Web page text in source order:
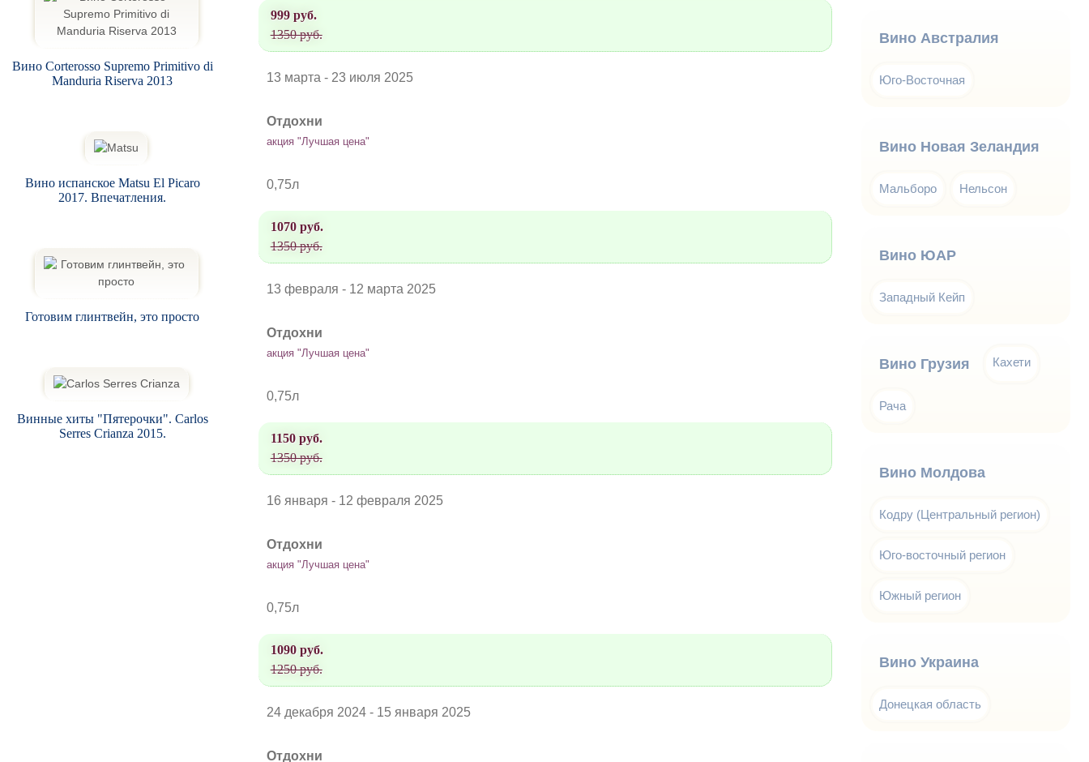
999 руб.
1350 руб.
13 марта - 23 июля 2025
Отдохни
акция "Лучшая цена"
0,75л
1070 руб.
1350 руб.
13 февраля - 12 марта 2025
Отдохни
акция "Лучшая цена"
0,75л
1150 руб.
1350 руб.
16 января - 12 февраля 2025
Отдохни
акция "Лучшая цена"
0,75л
1090 руб.
1250 руб.
24 декабря 2024 - 15 января 2025
Отдохни
Вино Corterosso Supremo Primitivo di
Manduria Riserva 2013
Вино испанское Matsu El Picaro
2017. Впечатления.
Готовим глинтвейн, это просто
Винные хиты "Пятерочки". Carlos
Serres Crianza 2015.
Вино Австралия
Юго-Восточная
Вино Новая Зеландия
Мальборо Нельсон
Вино ЮАР
Западный Кейп
Вино Грузия Кахети
Рача
Вино Молдова
Кодру (Центральный регион)
Юго-восточный регион
Южный регион
Вино Украина
Донецкая область